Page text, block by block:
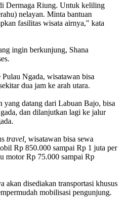
Dermaga Riung. Untuk keliling
nelayan. Minta bantuan
fasilitas wisata airnya," kata
ingin berkunjung, Shana
Pulau Ngada, wisatawan bisa
dua jam ke arah utara.
yang datang dari Labuan Bajo, bisa
dan dilanjutkan lagi ke jalur
travel, wisatawan bisa sewa
Rp 850.000 sampai Rp 1 juta per
motor Rp 75.000 sampai Rp
akan disediakan transportasi khusus
mobilisasi pengunjung.